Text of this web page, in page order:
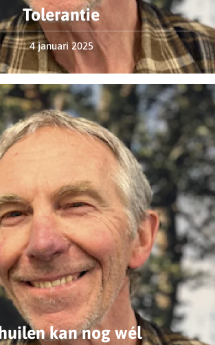
Tolerantie
4 januari 2025
kan nog wél